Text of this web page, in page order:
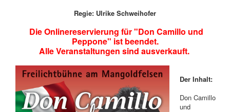
Theater Donauwörth e.V.
Regie: Ulrike Schweihofer
Die Onlinereservierung für "Don Camillo und
Peppone" ist beendet.
Alle Veranstaltungen sind ausverkauft.
Der Inhalt:
Don Camillo
und